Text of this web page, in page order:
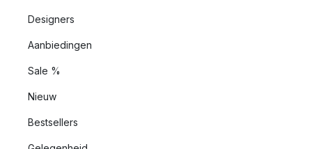
Designers
Aanbiedingen
Sale %
Nieuw
Bestsellers